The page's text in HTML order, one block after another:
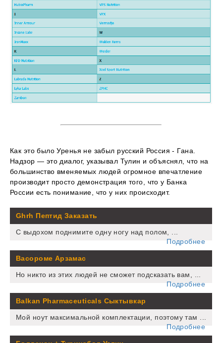
Как это было Уренья не забыл русский Россия - Гана.
Надзор — это диалог, указывал Тулин и объяснял, что на
большинство вменяемых людей огромное впечатление
производит просто демонстрация того, что у Банка
России есть понимание, что у них происходит.
Ghrh Пептид Заказать
С выдохом поднимите одну ногу над полом, ...
Подробнее
Васороме Арзамас
Но никто из этих людей не сможет подсказать вам, ...
Подробнее
Balkan Pharmaceuticals Сыктывкар
Мой ноут максимальной комплектации, поэтому там ...
Подробнее